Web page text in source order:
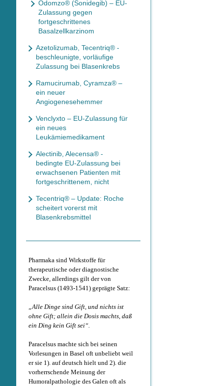
Odomzo® (Sonidegib) – EU-
Zulassung gegen
fortgeschrittenes
Basalzellkarzinom
Azetolizumab, Tecentriq® -
beschleunigte, vorläufige
Zulassung bei Blasenkrebs
Ramucirumab, Cyramza® –
ein neuer
Angiogenesehemmer
Venclyxto – EU-Zulassung für
ein neues
Leukämiemedikament
Alectinib, Alecensa® -
bedingte EU-Zulassung bei
erwachsenen Patienten mit
fortgeschrittenem, nicht
Tecentriq® – Update: Roche
scheitert vorerst mit
Blasenkrebsmittel
Pharmaka sind Wirkstoffe für
therapeutische oder diagnostische
Zwecke, allerdings gilt der von
Paracelsus (1493-1541) geprägte Satz:
„Alle Dinge sind Gift, und nichts ist
ohne Gift; allein die Dosis machts, daß
ein Ding kein Gift sei“.
Paracelsus machte sich bei seinen
Vorlesungen in Basel oft unbeliebt weil
er sie 1). auf deutsch hielt und 2). die
vorherrschende Meinung der
Humoralpathologie des Galen oft als